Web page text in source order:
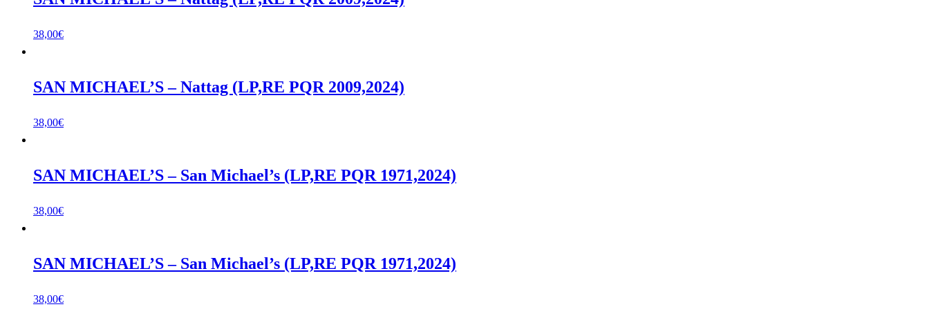
38,00€
SAN MICHAEL’S – Nattag (LP,RE PQR 2009,2024)
38,00€
SAN MICHAEL’S – San Michael’s (LP,RE PQR 1971,2024)
38,00€
SAN MICHAEL’S – San Michael’s (LP,RE PQR 1971,2024)
38,00€